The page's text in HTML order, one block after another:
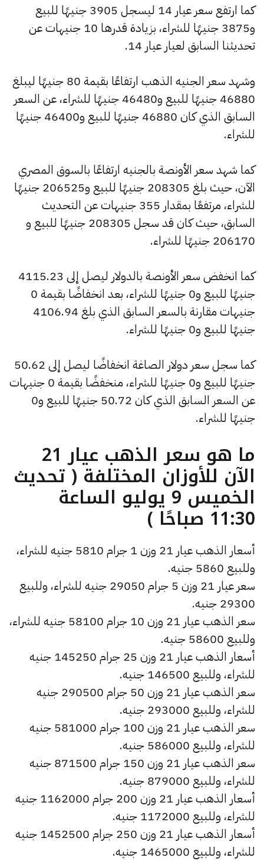
كما ارتفع سعر عيار 14 ليسجل 3905 جنيهًا للبيع
و3875 جنيهًا للشراء، بزيادة قدرها 10 جنيهات عن
تحديثنا السابق لعيار عيار 14.
وشهد سعر الجنيه الذهب ارتفاعًا بقيمة 80 جنيهًا ليبلغ
46880 جنيهًا للبيع و46480 جنيهًا للشراء، عن السعر
السابق الذي كان 46880 جنيهًا للبيع و46400 جنيهًا
للشراء.
كما شهد سعر الأونصة بالجنيه ارتفاعًا بالسوق المصري
الآن، حيث بلغ 208305 جنيهًا للبيع و206525 جنيهًا
للشراء، مرتفعًا بمقدار 355 جنيهات عن التحديث
السابق، حيث كان قد سجل 208305 جنيهًا للبيع و
206170 جنيهًا للشراء.
كما انخفض سعر الأونصة بالدولار ليصل إلى 4115.23
جنيهًا للبيع و0 جنيهًا للشراء، بعد انخفاضًا بقيمة 0
جنيهات مقارنة بالسعر السابق الذي بلغ 4106.94
جنيهًا للبيع و0 جنيهًا للشراء.
كما سجل سعر دولار الصاغة انخفاضًا ليصل إلى 50.62
جنيهًا للبيع و0 جنيهًا للشراء، منخفضًا بقيمة 0 جنيهات
عن السعر السابق الذي كان 50.72 جنيهًا للبيع و0
جنيهًا للشراء.
ما هو سعر الذهب عيار 21
الآن للأوزان المختلفة ( تحديث
الخميس 9 يوليو الساعة
11:30 صباحًا )
أسعار الذهب عيار 21 وزن 1 جرام 5810 جنيه للشراء،
وللبيع 5860 جنيه.
سعر عيار 21 وزن 5 جرام 29050 جنيه للشراء، وللبيع
29300 جنيه.
سعر الذهب عيار 21 وزن 10 جرام 58100 جنيه للشراء،
وللبيع 58600 جنيه.
أسعار الذهب عيار 21 وزن 25 جرام 145250 جنيه
للشراء، وللبيع 146500 جنيه.
سعر الذهب عيار 21 وزن 50 جرام 290500 جنيه
للشراء، وللبيع 293000 جنيه.
سعر الذهب عيار 21 وزن 100 جرام 581000 جنيه
للشراء، وللبيع 586000 جنيه.
سعر الذهب عيار 21 وزن 150 جرام 871500 جنيه
للشراء، وللبيع 879000 جنيه.
أسعار الذهب عيار 21 وزن 200 جرام 1162000 جنيه
للشراء، وللبيع 1172000 جنيه.
أسعار الذهب عيار 21 وزن 250 جرام 1452500 جنيه
للشراء، وللبيع 1465000 جنيه.